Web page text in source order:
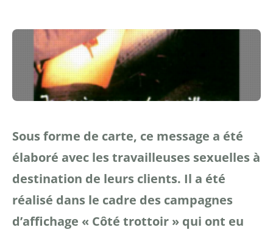
Sous forme de carte, ce message a été
élaboré avec les travailleuses sexuelles à
destination de leurs clients. Il a été
réalisé dans le cadre des campagnes
d’affichage « Côté trottoir » qui ont eu